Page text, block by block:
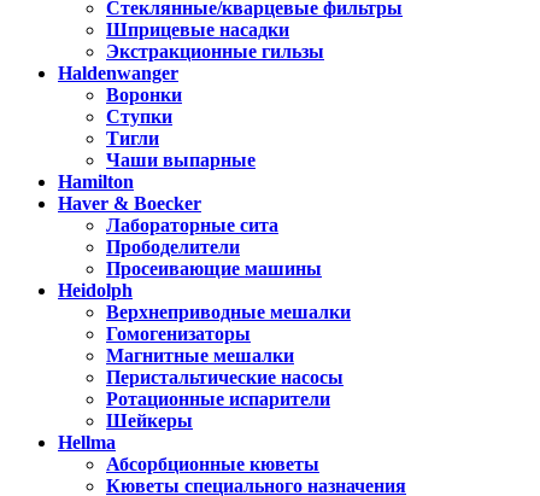
Стеклянные/кварцевые фильтры
Шприцевые насадки
Экстракционные гильзы
Haldenwanger
Воронки
Ступки
Тигли
Чаши выпарные
Hamilton
Haver & Boecker
Лабораторные сита
Прободелители
Просеивающие машины
Heidolph
Верхнеприводные мешалки
Гомогенизаторы
Магнитные мешалки
Перистальтические насосы
Ротационные испарители
Шейкеры
Hellma
Абсорбционные кюветы
Кюветы специального назначения